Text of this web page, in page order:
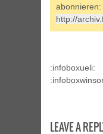
abonnieren:
http://
:infoboxueli:
LEAVE A